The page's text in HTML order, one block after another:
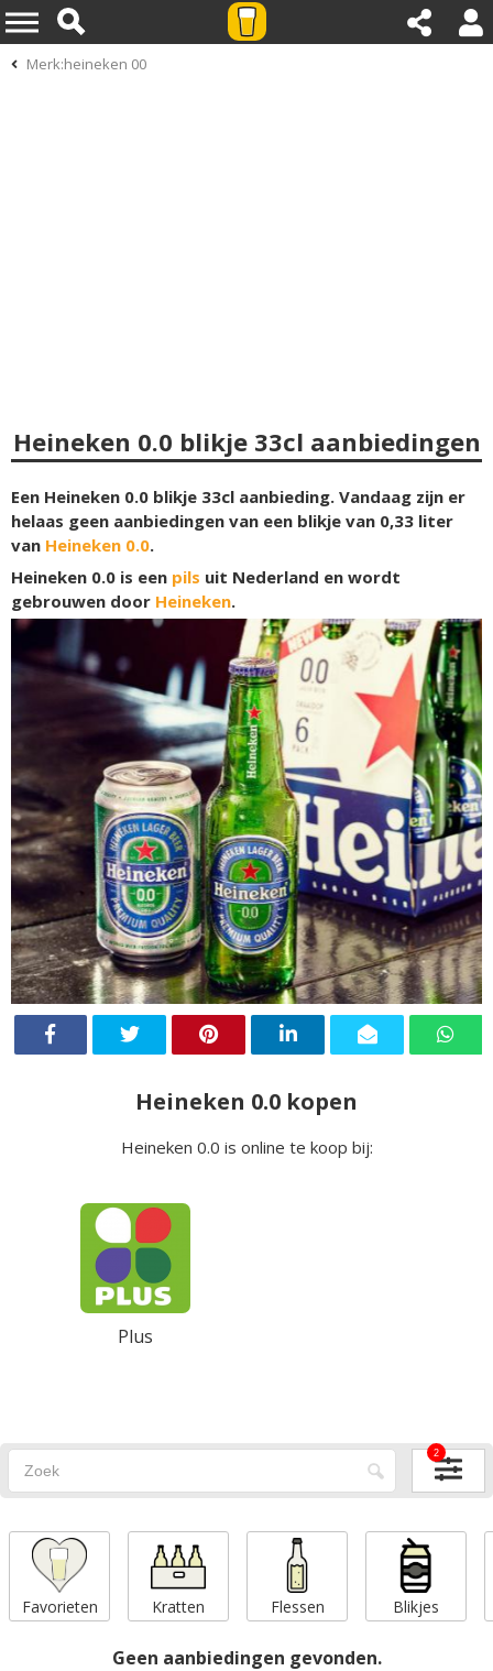
Merk:heineken 00
Heineken 0.0 blikje 33cl aanbiedingen
Een Heineken 0.0 blikje 33cl aanbieding. Vandaag zijn er
helaas geen aanbiedingen van een blikje van 0,33 liter
van Heineken 0.0.
Heineken 0.0 is een pils uit Nederland en wordt
gebrouwen door Heineken.
Heineken 0.0 kopen
Heineken 0.0 is online te koop bij:
Plus
2
Favorieten Kratten Flessen Blikjes
Geen aanbiedingen gevonden.